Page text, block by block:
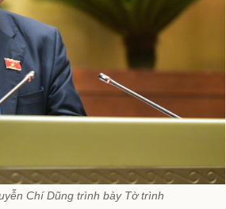
Chí Dũng trình bày Tờ trình